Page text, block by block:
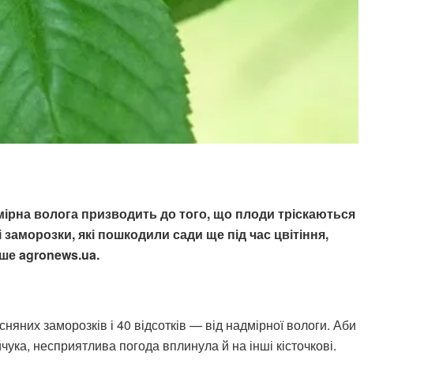
волога призводить до того, що плоди тріскаються
які пошкодили сади ще під час цвітіння,
agronews.ua.
заморозків і 40 відсотків — від надмірної вологи. Аби
несприятлива погода вплинула й на інші кісточкові.